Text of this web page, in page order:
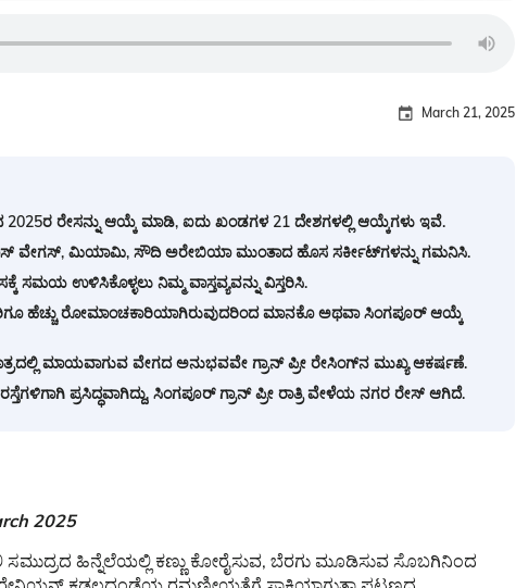
March 21, 2025
ರೇಸನ್ನು ಆಯ್ಕೆ ಮಾಡಿ, ಐದು ಖಂಡಗಳ 21 ದೇಶಗಳಲ್ಲಿ ಆಯ್ಕೆಗಳು ಇವೆ.
ಲಾಸ್ ವೇಗಸ್, ಮಿಯಾಮಿ, ಸೌದಿ ಅರೇಬಿಯಾ ಮುಂತಾದ ಹೊಸ ಸರ್ಕೀಟ್‌ಗಳನ್ನು ಗಮನಿಸಿ.
ಸಮಯ ಉಳಿಸಿಕೊಳ್ಳಲು ನಿಮ್ಮ ವಾಸ್ತವ್ಯವನ್ನು ವಿಸ್ತರಿಸಿ.
ಹೆಚ್ಚು ರೋಮಾಂಚಕಾರಿಯಾಗಿರುವುದರಿಂದ ಮಾನಕೊ ಅಥವಾ ಸಿಂಗಪೂರ್ ಆಯ್ಕೆ
ಮಾಯವಾಗುವ ವೇಗದ ಅನುಭವವೇ ಗ್ರಾನ್ ಪ್ರೀ ರೇಸಿಂಗ್‌ನ ಮುಖ್ಯ ಆಕರ್ಷಣೆ.
ಪ್ರಸಿದ್ಧವಾಗಿದ್ದು, ಸಿಂಗಪೂರ್ ಗ್ರಾನ್ ಪ್ರೀ ರಾತ್ರಿ ವೇಳೆಯ ನಗರ ರೇಸ್ ಆಗಿದೆ.
2025
ಸಮುದ್ರದ ಹಿನ್ನೆಲೆಯಲ್ಲಿ ಕಣ್ಣು ಕೋರೈಸುವ, ಬೆರಗು ಮೂಡಿಸುವ ಸೊಬಗಿನಿಂದ